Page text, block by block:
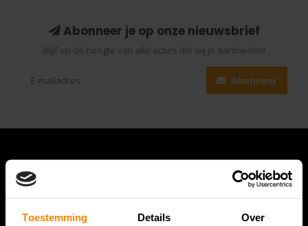
Toestemming Details Over
Abonneer je op onze nieuwsbrief
Blijf op de hoogte van alle acties die wij je aanbieden!
Abonneer